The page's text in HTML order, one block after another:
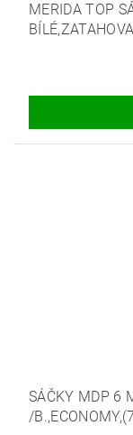
MERIDA TOP
SÁČKY MDP 6
/